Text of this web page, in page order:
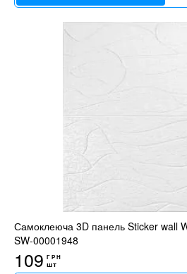
Самоклеюча 3D панель Sticker wall
SW-00001948
109 ГРН
шт